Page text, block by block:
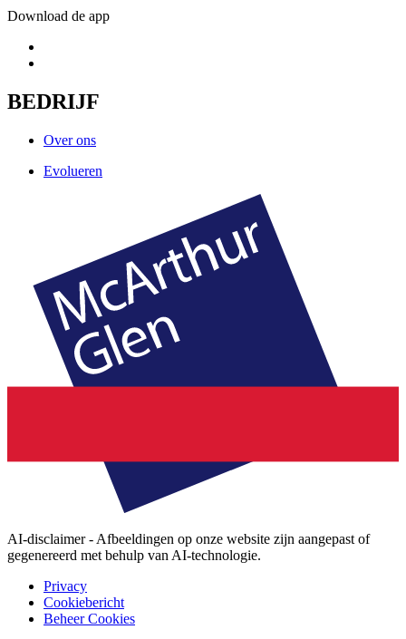
Download de app
BEDRIJF
Over ons
Evolueren
AI-disclaimer - Afbeeldingen op onze website zijn aangepast of
gegenereerd met behulp van AI-technologie.
Privacy
Cookiebericht
Beheer Cookies